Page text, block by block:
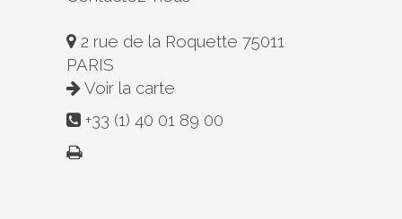
2 rue de la Roquette 75011
PARIS
Voir la carte
+33 (1) 40 01 89 00